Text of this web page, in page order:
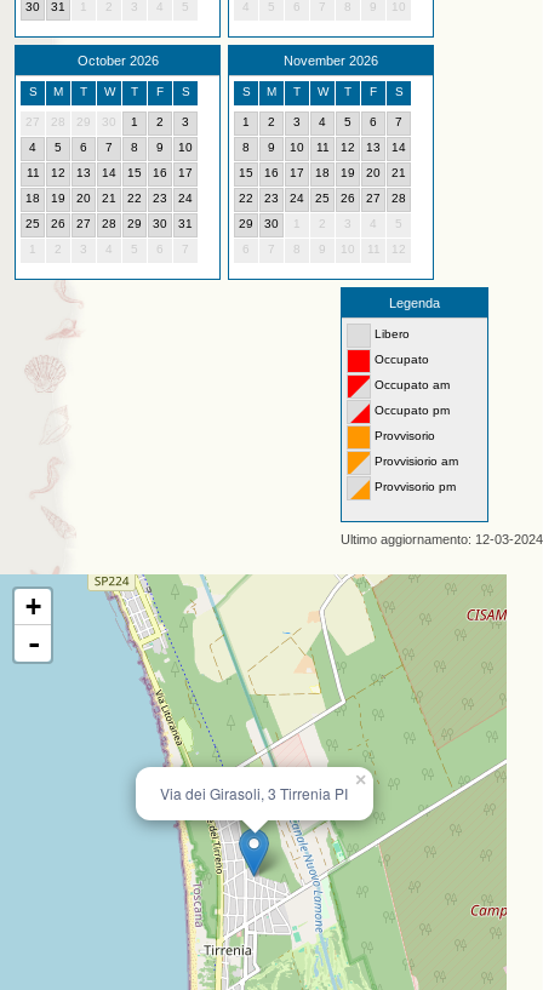
30 31 1 2 3 4 5 4 5 6 7 8 9 10
October 2026
S M T W T F S
27 28 29 30 1 2
3
4
5 6 7 8 9
10
11
12 13 14 15 16
17
18
19 20 21 22 23
24
25
26 27 28 29 30
31
1
2 3 4 5 6 7
November 2026
S M T W T F S
1 2 3 4 5 6
7
8
9 10 11 12 13
14
15
16 17 18 19 20
21
22
23 24 25 26 27
28
29
30 1 2 3 4
5
6
7 8 9 10 11 12
Legenda
Libero
Occupato
Occupato am
Occupato pm
Provvisorio
Provvisiorio am
Provvisorio pm
Ultimo aggiornamento: 12-03-2024
×
Via dei Girasoli, 3 Tirrenia PI
+
-